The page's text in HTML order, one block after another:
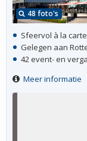
48 foto's
Sfeervol à la
Gelegen aan
42 event- en
Meer informatie